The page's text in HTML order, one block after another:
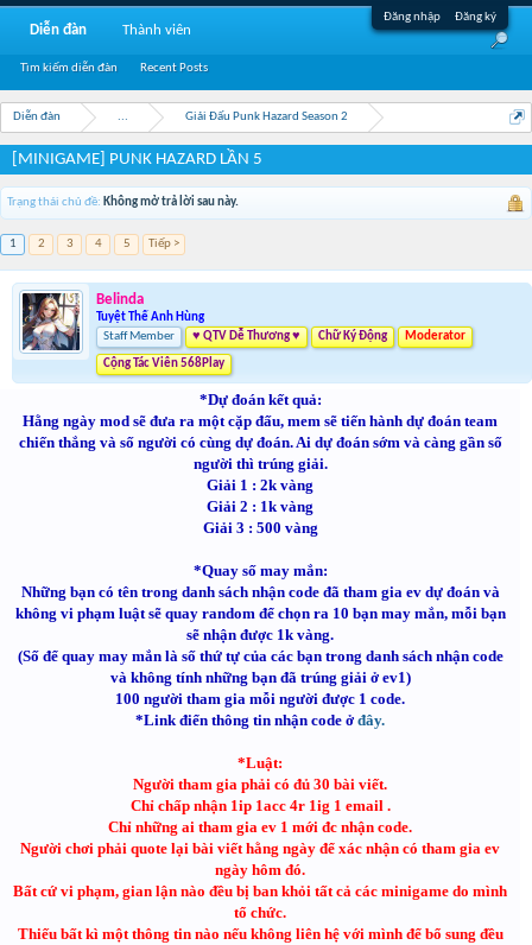
Đăng nhập Đăng ký
Diễn đàn ... Giải Đấu Punk Hazard Season 2
[MINIGAME] PUNK HAZARD LẦN 5
Trạng thái chủ đề: Không mở trả lời sau này.
1 2 3 4 5 Tiếp >
Belinda
Tuyệt Thế Anh Hùng
Staff Member
♥ QTV Dễ Thương ♥ Chữ Ký Động Moderator
Cộng Tác Viên 568Play
*Dự đoán kết quả:
Hằng ngày mod sẽ đưa ra một cặp đấu, mem sẽ tiến hành dự đoán team
chiến thắng và số người có cùng dự đoán. Ai dự đoán sớm và càng gần số
người thì trúng giải.
Giải 1 : 2k vàng
Giải 2 : 1k vàng
Giải 3 : 500 vàng
*Quay số may mắn:
Những bạn có tên trong danh sách nhận code đã tham gia ev dự đoán và
không vi phạm luật sẽ quay random để chọn ra 10 bạn may mắn, mỗi bạn
sẽ nhận được 1k vàng.
(Số để quay may mắn là số thứ tự của các bạn trong danh sách nhận code
và không tính những bạn đã trúng giải ở ev1)
100 người tham gia mỗi người được 1 code.
*Link điển thông tin nhận code ở đây.
*Luật:
Người tham gia phải có đủ 30 bài viết.
Chỉ chấp nhận 1ip 1acc 4r 1ig 1 email .
Chỉ những ai tham gia ev 1 mới đc nhận code.
Người chơi phải quote lại bài viết hằng ngày để xác nhận có tham gia ev
ngày hôm đó.
Bất cứ vi phạm, gian lận nào đều bị ban khỏi tất cả các minigame do mình
tổ chức.
Thiếu bất kì một thông tin nào nếu không liên hệ với mình để bổ sung đều
Diễn đàn
Tìm kiếm diễn đàn Recent Posts
Thành viên